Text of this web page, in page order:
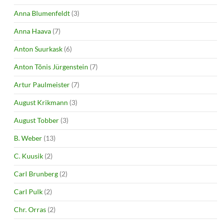
Anna Blumenfeldt (3)
Anna Haava (7)
Anton Suurkask (6)
Anton Tõnis Jürgenstein (7)
Artur Paulmeister (7)
August Krikmann (3)
August Tobber (3)
B. Weber (13)
C. Kuusik (2)
Carl Brunberg (2)
Carl Pulk (2)
Chr. Orras (2)